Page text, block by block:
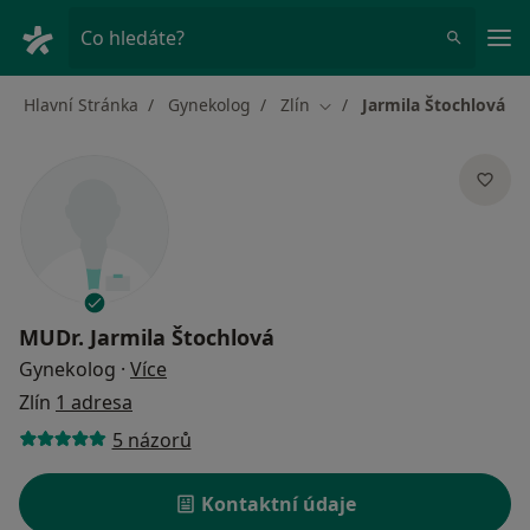
Co hledáte?
Hlavní Stránka Gynekolog Zlín Změna města
Jarmila Štochlová
MUDr. Jarmila Štochlová
Gynekolog · Více
Zlín 1 adresa
5 názorů
Kontaktní údaje